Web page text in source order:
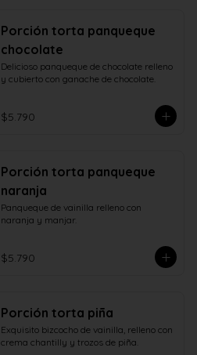
Porción torta panqueque
chocolate
Delicioso panqueque de chocolate relleno
y cubierto con ganache de chocolate.
$5.790
Porción torta panqueque
naranja
Panqueque de vainilla relleno con
naranja y manjar.
$5.790
Porción torta piña
Exquisito bizcocho de vainilla, relleno con
crema chantilly y trozos de piña.